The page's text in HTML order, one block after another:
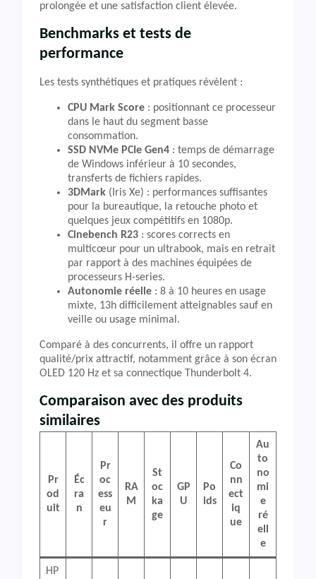
prolongée et une satisfaction client élevée.
Benchmarks et tests de
performance
Les tests synthétiques et pratiques révèlent :
CPU Mark Score : positionnant ce processeur
dans le haut du segment basse
consommation.
SSD NVMe PCIe Gen4 : temps de démarrage
de Windows inférieur à 10 secondes,
transferts de fichiers rapides.
3DMark (Iris Xe) : performances suffisantes
pour la bureautique, la retouche photo et
quelques jeux compétitifs en 1080p.
Cinebench R23 : scores corrects en
multicœur pour un ultrabook, mais en retrait
par rapport à des machines équipées de
processeurs H-series.
Autonomie réelle : 8 à 10 heures en usage
mixte, 13h difficilement atteignables sauf en
veille ou usage minimal.
Comparé à des concurrents, il offre un rapport
qualité/prix attractif, notamment grâce à son écran
OLED 120 Hz et sa connectique Thunderbolt 4.
Comparaison avec des produits
similaires
Pr
od
uit
Éc
ra
n
Pr
oc
ess
eu
r
RA
M
St
oc
ka
ge
GP
U
Po
ids
Co
nn
ect
iq
ue
Au
to
no
mi
e
ré
ell
e
HP